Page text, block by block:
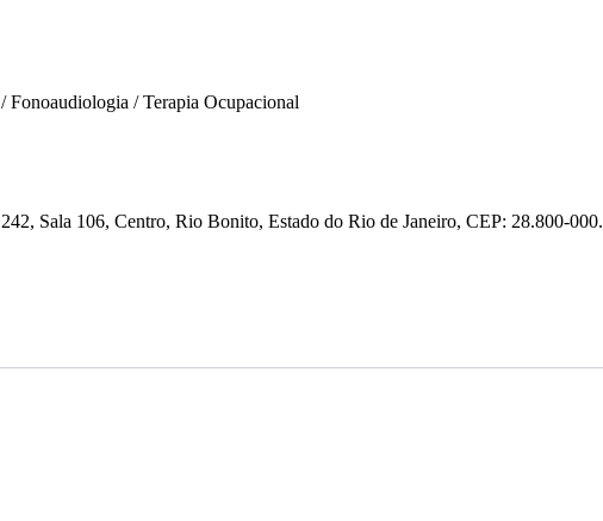
Fonoaudiologia / Terapia Ocupacional
Sala 106, Centro, Rio Bonito, Estado do Rio de Janeiro, CEP: 28.800-000.